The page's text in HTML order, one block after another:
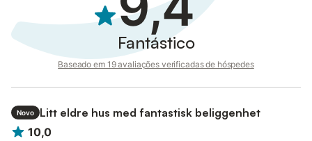
Fantástico
Baseado em 19 avaliações verificadas de hóspedes
Novo
Litt eldre hus med fantastisk beliggenhet
10,0